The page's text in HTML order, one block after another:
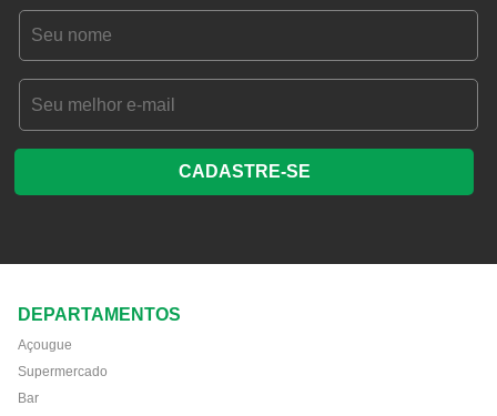
CADASTRE-SE
DEPARTAMENTOS
Açougue
Supermercado
Bar